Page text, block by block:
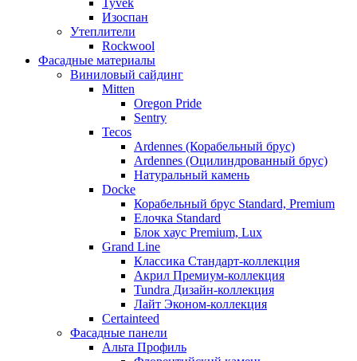
Tyvek
Изоспан
Утеплители
Rockwool
Фасадные материалы
Виниловый сайдинг
Mitten
Oregon Pride
Sentry
Tecos
Ardennes (Корабельный брус)
Ardennes (Оцилиндрованный брус)
Натуральный камень
Docke
Корабельный брус Standard, Premium
Елочка Standard
Блок хаус Premium, Lux
Grand Line
Классика Стандарт-коллекция
Акрил Премиум-коллекция
Tundra Дизайн-коллекция
Лайт Эконом-коллекция
Certainteed
Фасадные панели
Альта Профиль